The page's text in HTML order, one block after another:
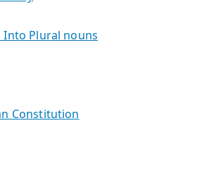
Into Plural nouns
Constitution